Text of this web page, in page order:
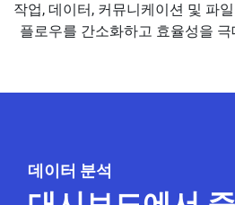
작업, 데이터, 커뮤니케이션 및 파
플로우를 간소화하고 효율성을
데이터 분석